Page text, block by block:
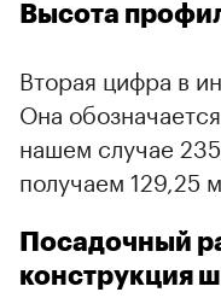
Высота
Вторая цифра в
Она
нашем случае
получаем 129,25
Посадочный
конструкция